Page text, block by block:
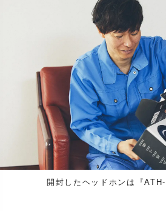
開封したヘッドホンは『